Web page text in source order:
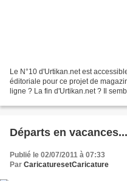
Le N°10 d'Urtikan.net est
éditoriale pour ce projet de
ligne ? La fin d'Urtikan.net ? Il
Départs en vacances...
Publié le 02/07/2011 à 07:33
Par CaricaturesetCaricature